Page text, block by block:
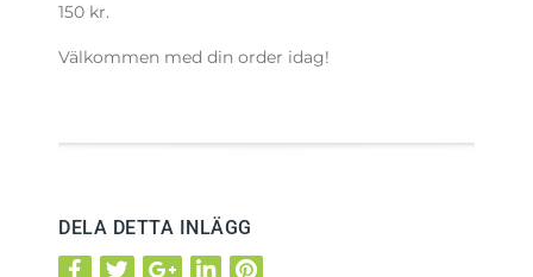
150 kr.
Välkommen med din order idag!
DELA DETTA INLÄGG